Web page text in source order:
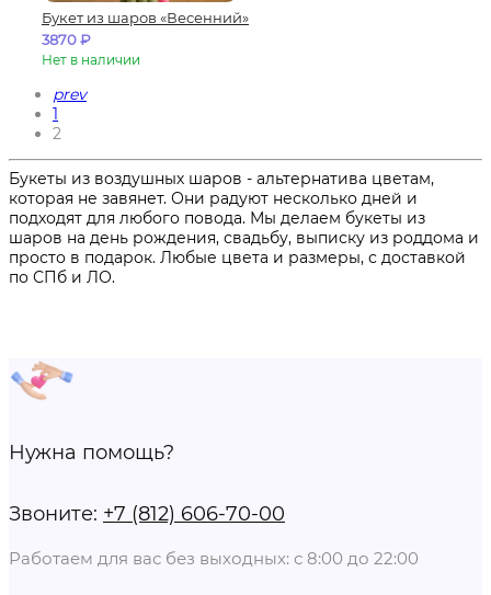
Букет из шаров «Весенний»
3870₽
Нет в наличии
prev
1
2
Букеты из воздушных шаров - альтернатива цветам,
которая не завянет. Они радуют несколько дней и
подходят для любого повода. Мы делаем букеты из
шаров на день рождения, свадьбу, выписку из роддома и
просто в подарок. Любые цвета и размеры, с доставкой
по СПб и ЛО.
Нужна помощь?
Звоните: +7 (812) 606-70-00
Работаем для вас без выходных: с 8:00 до 22:00